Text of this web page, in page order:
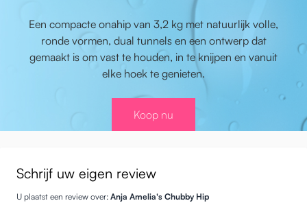
Een compacte onahip van 3,2 kg met natuurlijk volle,
ronde vormen, dual tunnels en een ontwerp dat
gemaakt is om vast te houden, in te knijpen en vanuit
elke hoek te genieten.
Koop nu
Schrijf uw eigen review
U plaatst een review over: Anja Amelia's Chubby Hip